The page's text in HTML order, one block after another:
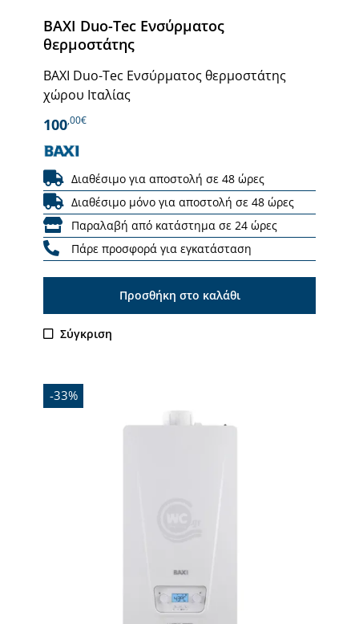
BAXI Duo-Tec Ενσύρματος
θερμοστάτης
BAXI Duo-Tec Ενσύρματος θερμοστάτης
χώρου Ιταλίας
100,00€
Διαθέσιμο για αποστολή σε 48 ώρες
Διαθέσιμο μόνο για αποστολή σε 48 ώρες
Παραλαβή από κατάστημα σε 24 ώρες
Πάρε προσφορά για εγκατάσταση
Προσθήκη στο καλάθι
Σύγκριση
-33%